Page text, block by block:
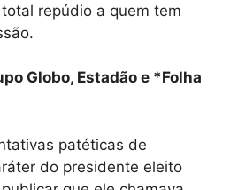
repúdio a quem tem
Globo, Estadão e *Folha
patéticas de
do presidente eleito